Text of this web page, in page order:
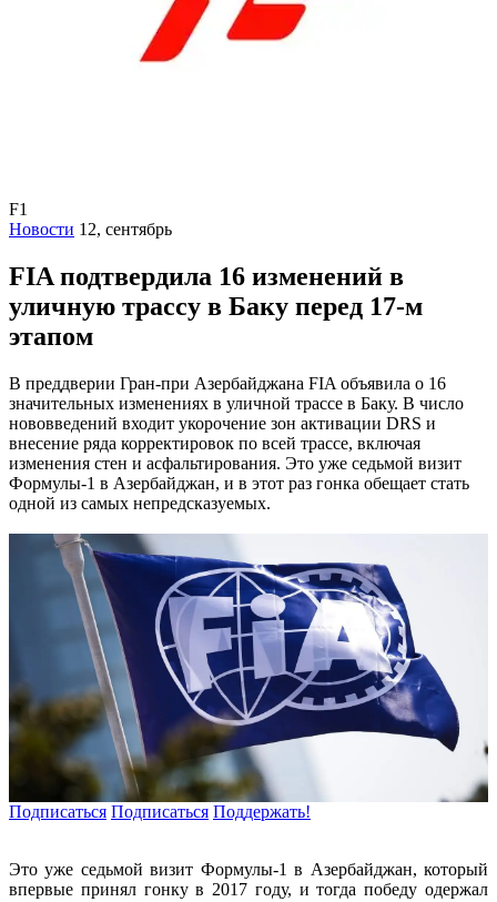
F1
Новости 12, сентябрь
FIA подтвердила 16 изменений в
уличную трассу в Баку перед 17-м
этапом
В преддверии Гран-при Азербайджана FIA объявила о 16
значительных изменениях в уличной трассе в Баку. В число
нововведений входит укорочение зон активации DRS и
внесение ряда корректировок по всей трассе, включая
изменения стен и асфальтирования. Это уже седьмой визит
Формулы-1 в Азербайджан, и в этот раз гонка обещает стать
одной из самых непредсказуемых.
Подписаться Подписаться Поддержать!
Это уже седьмой визит Формулы-1 в Азербайджан, который
впервые принял гонку в 2017 году, и тогда победу одержал